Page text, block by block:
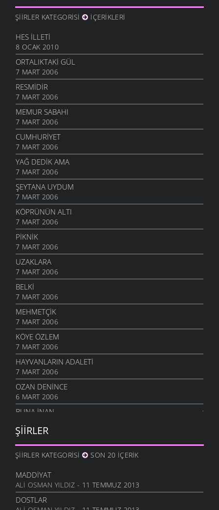
ŞIIRLER KATEGORISI İÇERIKLERI
HES İLLETI
8 OCAK 2010
ORTALIKTAKI GÜL
7 MART 2006
RESMIDIR
7 MART 2006
MEMUR SABAHI
7 MART 2006
CUMHURIYET
7 MART 2006
YAĞ DEDIK AMA
7 MART 2006
ŞEYTANA UYDUM
7 MART 2006
KÖPRÜNÜN ALTI
7 MART 2006
PIKNIK
7 MART 2006
UZAKLARA
7 MART 2006
BELKI
7 MART 2006
MEHMETÇIK
7 MART 2006
KÖYE ÖZLEM
7 MART 2006
HAYVANLARIN ADALETI
7 MART 2006
OZAN DENINCE
6 MART 2006
BUNA İNAN
NASIL OLUR
6 MART 2006
İHTIYAR İNSAN
6 MART 2006
SEVGI ÜSTÜNE
6 MART 2006
ŞIIRLER
ŞIIRLER KATEGORISI SON 20 İÇERIK
MADDIYAT
ALI OSMAN YILDIZ - 11 TEMMUZ 2013
DOSTLAR